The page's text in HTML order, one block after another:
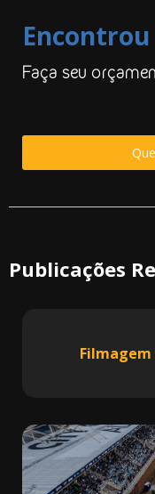
Faça seu
Publicações